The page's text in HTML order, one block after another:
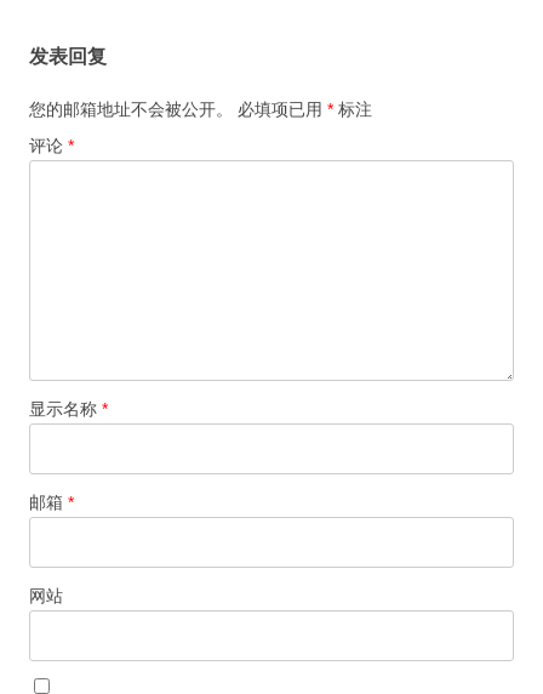
发表回复
您的邮箱地址不会被公开。 必填项已用 * 标注
评论 *
显示名称 *
邮箱 *
网站